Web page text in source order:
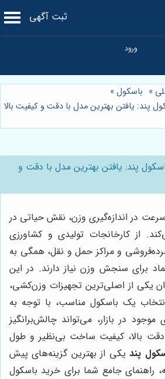
ثبت آگهی
» باسکول»
پند: یافتن بهترین مدل با دقت و کیفیت بالا
پند: یافتن بهترین مدل با دقت و
در اندازه‌گیری وزن، نقش حیاتی در
از کارخانجات تولیدی و کشاورزی
و مراکز حمل و نقل، همگی به
برای سنجش وزن نیاز دارند. در این
یکی از اصلی‌ترین تجهیزات وزن‌کشی،
یک باسکول مناسب، با توجه به
در بازار، می‌تواند چالش‌برانگیز
دقت بالا، کیفیت ساخت بی‌نظیر و طول
پندیکی از بهترین گزینه‌های پیش
راهنمای جامع شما برای خرید باسکول